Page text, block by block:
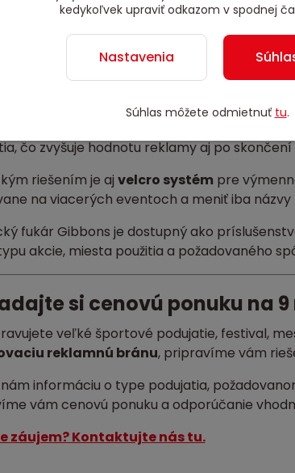
dokumentácia
výroby ako klasický oblúk, lomená
velcro systému pre výmenné alebo
výber farieb a farebných
rozmer odporúčame organizátorom, ktorí
so šírkou
čo zvyšuje hodnotu reklamy aj po skončení
riešením je aj velcro systém pre
na viacerých eventoch a meniť iba
fukár Gibbons je dostupný ako
akcie, miesta použitia a požadovaného
si cenovú ponuku na
veľké športové podujatie, festival,
reklamnú bránu, pripravíme vám
informáciu o type podujatia,
vám cenovú ponuku a odporúčanie
záujem? Kontaktujte nás tu.
kedykoľvek upraviť odkazom v spodnej
Nastavenia
Súhlas môžete odmietnuť tu.